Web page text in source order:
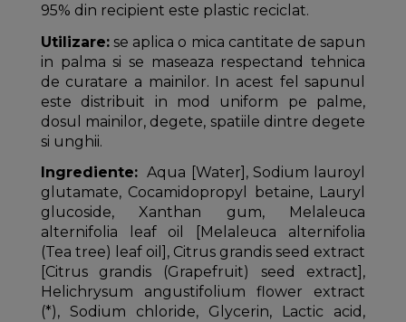
95% din recipient este plastic reciclat.
Utilizare:se aplica o mica cantitate de sapun
in palma si se maseaza respectand tehnica
de curatare a mainilor. In acest fel sapunul
este distribuit in mod uniform pe palme,
dosul mainilor, degete, spatiile dintre degete
si unghii.
Ingrediente:Aqua [Water], Sodium lauroyl
glutamate, Cocamidopropyl betaine, Lauryl
glucoside, Xanthan gum, Melaleuca
alternifolia leaf oil [Melaleuca alternifolia
(Tea tree) leaf oil], Citrus grandis seed extract
[Citrus grandis (Grapefruit) seed extract],
Helichrysum angustifolium flower extract
(*), Sodium chloride, Glycerin, Lactic acid,